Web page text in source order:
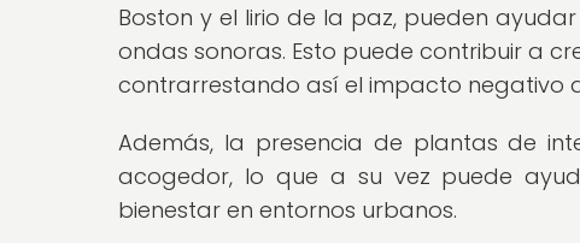
Boston y el lirio de la paz, pueden
ondas sonoras. Esto puede contribuir a
contrarrestando así el impacto negativo
Además, la presencia de plantas de
acogedor, lo que a su vez puede
bienestar en entornos urbanos.